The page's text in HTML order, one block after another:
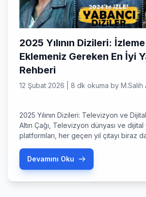
2025 Yılının Dizileri:
Eklemeniz Gereken En İyi
Rehberi
12 Şubat 2026 8 dk okuma by M.Salih
2025 Yılının Dizileri: Televizyon ve
Altın Çağı, Televizyon dünyası ve dijital
platformları, her geçen yıl çıtayı biraz
anlatıcılığının, görsel efektlerin ve
performanslarının zirve yaptığı bir
Devamını Oku